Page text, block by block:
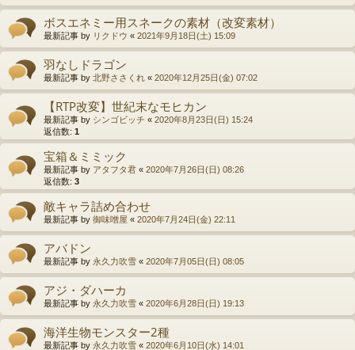
ボスエネミー用スネークの素材（改変素材）
最新記事 by リクドウ « 2021年9月18日(土) 15:09
羽なしドラゴン
最新記事 by 北野ささくれ « 2020年12月25日(金) 07:02
【RTP改変】世紀末なモヒカン
最新記事 by シンゴビッチ « 2020年8月23日(日) 15:24
返信数: 1
宝箱＆ミミック
最新記事 by アタフタ君 « 2020年7月26日(日) 08:26
返信数: 3
敵キャラ詰め合わせ
最新記事 by 御味噌屋 « 2020年7月24日(金) 22:11
アバドン
最新記事 by 永久力吹雪 « 2020年7月05日(日) 08:05
アジ・ダハーカ
最新記事 by 永久力吹雪 « 2020年6月28日(日) 19:13
海洋生物モンスター2種
最新記事 by 永久力吹雪 « 2020年6月10日(水) 14:01